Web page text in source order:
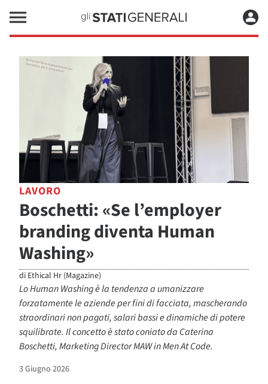
LAVORO
Boschetti: «Se l’employer
branding diventa Human
Washing»
di Ethical Hr (Magazine)
Lo Human Washing è la tendenza a umanizzare
forzatamente le aziende per fini di facciata, mascherando
straordinari non pagati, salari bassi e dinamiche di potere
squilibrate. Il concetto è stato coniato da Caterina
Boschetti, Marketing Director MAW in Men At Code.
3 Giugno 2026